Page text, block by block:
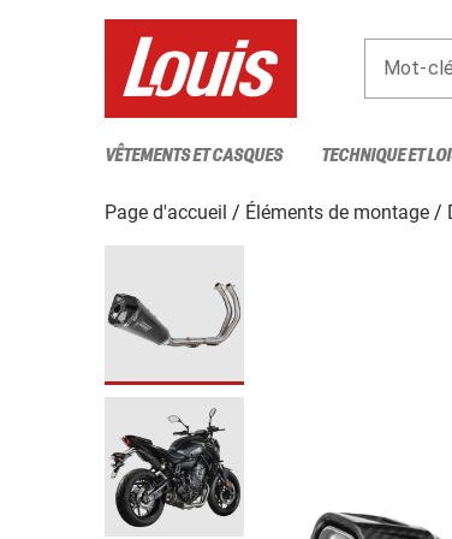
Mot-clé
VÊTEMENTS ET CASQUES TECHNIQUE ET
Page d'accueil Éléments de montage